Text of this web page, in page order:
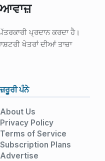
ਪ੍ਰਦਾਨ ਕਰਦਾ ਹੈ।
ਖੇਤਰਾਂ ਦੀਆਂ ਤਾਜ਼ਾ
ਜ਼ਰੂਰੀ ਪੰਨੇ
About Us
Privacy Policy
Terms of Service
Subscription Plans
Advertise